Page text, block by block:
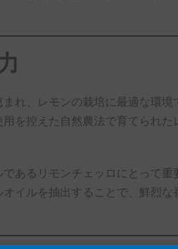
れ、レモンの栽培に最適な環
を控えた自然農法で育てられ
あるリモンチェッロにとって
イルを抽出することで、鮮烈